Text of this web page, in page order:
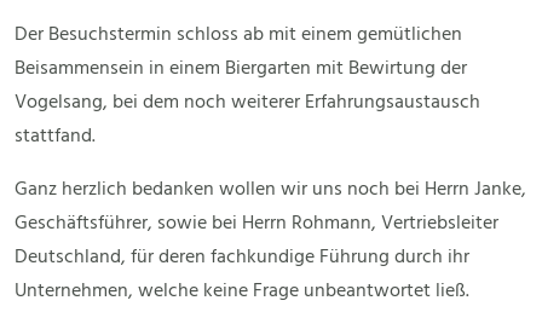
Der Besuchstermin schloss ab mit einem gemütlichen
Beisammensein in einem Biergarten mit Bewirtung der
Vogelsang, bei dem noch weiterer Erfahrungsaustausch
stattfand.
Ganz herzlich bedanken wollen wir uns noch bei Herrn Janke,
Geschäftsführer, sowie bei Herrn Rohmann, Vertriebsleiter
Deutschland, für deren fachkundige Führung durch ihr
Unternehmen, welche keine Frage unbeantwortet ließ.